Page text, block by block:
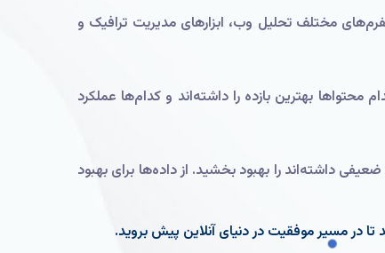
مختلف تحلیل وب، ابزارهای مدیریت ترافیک و
بهترین بازده را داشته‌اند و کدام‌ها عملکرد
داشته‌اند را بهبود بخشید. از داده‌ها برای بهبود
تا در مسیر موفقیت در دنیای آنلاین پیش بروید.